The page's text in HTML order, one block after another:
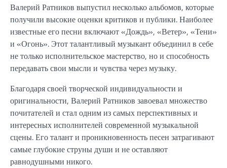
Валерий Ратников выпустил несколько альбомов, которые
получили высокие оценки критиков и публики. Наиболее
известные его песни включают «Дождь», «Ветер», «Тени»
и «Огонь». Этот талантливый музыкант объединил в себе
не только исполнительское мастерство, но и способность
передавать свои мысли и чувства через музыку.
Благодаря своей творческой индивидуальности и
оригинальности, Валерий Ратников завоевал множество
почитателей и стал одним из самых перспективных и
интересных исполнителей современной музыкальной
сцены. Его талант и проникновенность песен затрагивают
самые глубокие струны души и не оставляют
равнодушными никого.